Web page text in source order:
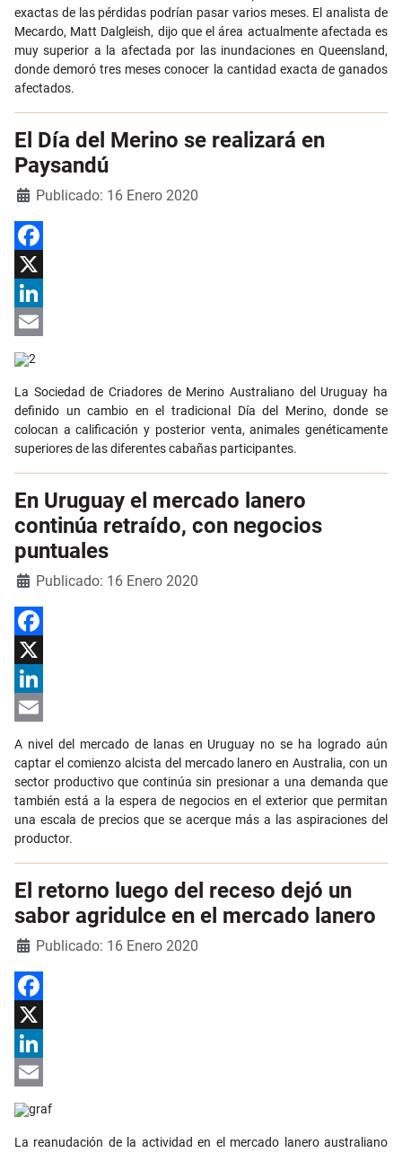
exactas de las pérdidas podrían pasar varios meses. El analista de
Mecardo, Matt Dalgleish, dijo que el área actualmente afectada es
muy superior a la afectada por las inundaciones en Queensland,
donde demoró tres meses conocer la cantidad exacta de ganados
afectados.
El Día del Merino se realizará en
Paysandú
DetallesPublicado: 16 Enero 2020
Facebook
X
LinkedIn
Email
La Sociedad de Criadores de Merino Australiano del Uruguay ha
definido un cambio en el tradicional Día del Merino, donde se
colocan a calificación y posterior venta, animales genéticamente
superiores de las diferentes cabañas participantes.
En Uruguay el mercado lanero
continúa retraído, con negocios
puntuales
DetallesPublicado: 16 Enero 2020
Facebook
X
LinkedIn
Email
A nivel del mercado de lanas en Uruguay no se ha logrado aún
captar el comienzo alcista del mercado lanero en Australia, con un
sector productivo que continúa sin presionar a una demanda que
también está a la espera de negocios en el exterior que permitan
una escala de precios que se acerque más a las aspiraciones del
productor.
El retorno luego del receso dejó un
sabor agridulce en el mercado lanero
DetallesPublicado: 16 Enero 2020
Facebook
X
LinkedIn
Email
La reanudación de la actividad en el mercado lanero australiano